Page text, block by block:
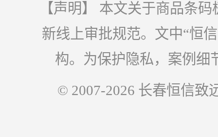
【声明】 本文关于商品条
新线上审批规范。文中“恒
构。为保护隐私，案例细
© 2007-2026 长春恒信致